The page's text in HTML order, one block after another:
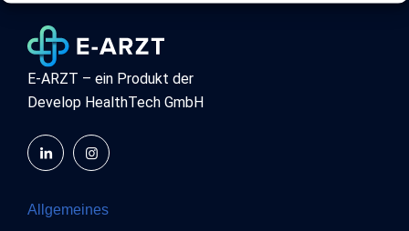
E-ARZT – ein Produkt der
Develop HealthTech GmbH
Allgemeines